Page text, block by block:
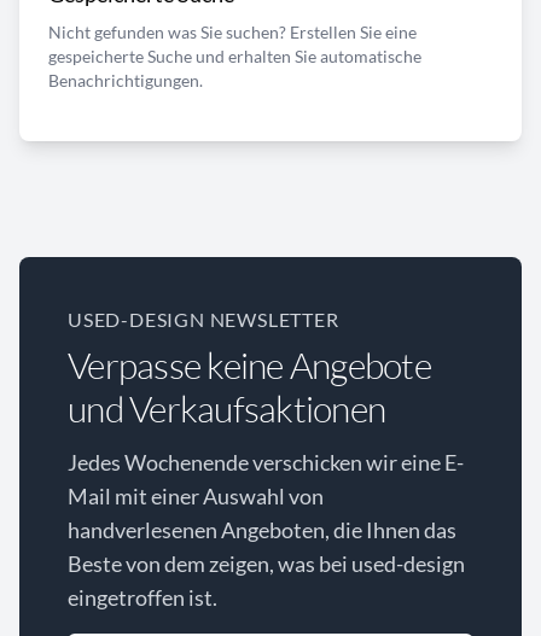
Nicht gefunden was Sie suchen? Erstellen Sie eine
gespeicherte Suche und erhalten Sie automatische
Benachrichtigungen.
USED-DESIGN NEWSLETTER
Verpasse keine Angebote
und Verkaufsaktionen
Jedes Wochenende verschicken wir eine E-
Mail mit einer Auswahl von
handverlesenen Angeboten, die Ihnen das
Beste von dem zeigen, was bei used-design
eingetroffen ist.